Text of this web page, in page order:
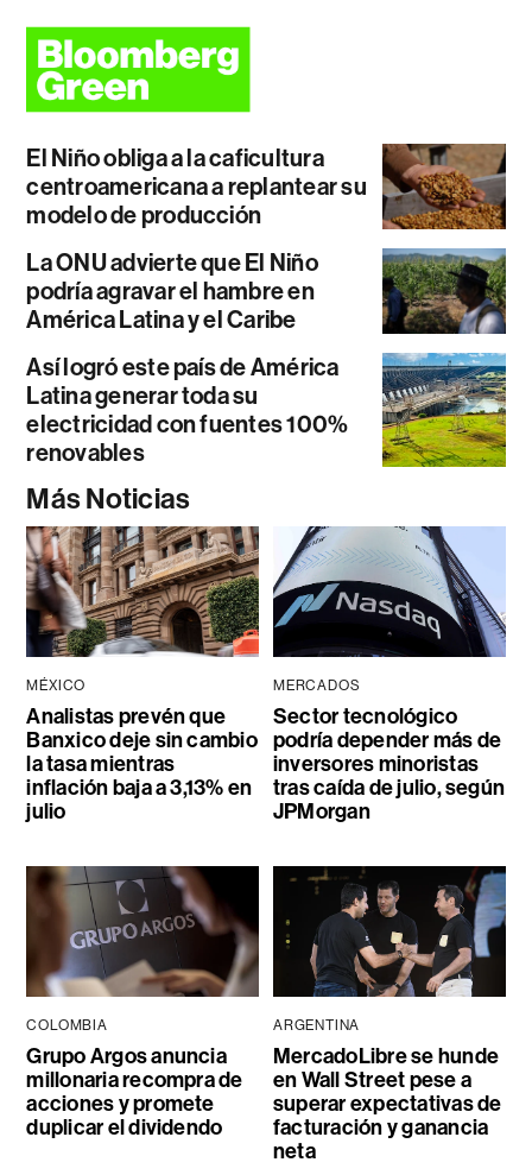
El Niño obliga a la caficultura
centroamericana a replantear su
modelo de producción
La ONU advierte que El Niño
podría agravar el hambre en
América Latina y el Caribe
Así logró este país de América
Latina generar toda su
electricidad con fuentes 100%
renovables
Más Noticias
MÉXICO
Analistas prevén que
Banxico deje sin cambio
la tasa mientras
inflación baja a 3,13% en
julio
MERCADOS
Sector tecnológico
podría depender más de
inversores minoristas
tras caída de julio, según
JPMorgan
COLOMBIA
Grupo Argos anuncia
millonaria recompra de
acciones y promete
duplicar el dividendo
ARGENTINA
MercadoLibre se hunde
en Wall Street pese a
superar expectativas de
facturación y ganancia
neta